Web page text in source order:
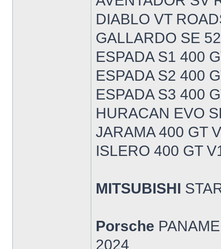
DIABLO VT
GALLARDO SE
ESPADA S1 400
ESPADA S2 400
ESPADA S3 400
HURACAN EVO
JARAMA 400 GT
ISLERO 400 GT
MITSUBISHI
Porsche
2024